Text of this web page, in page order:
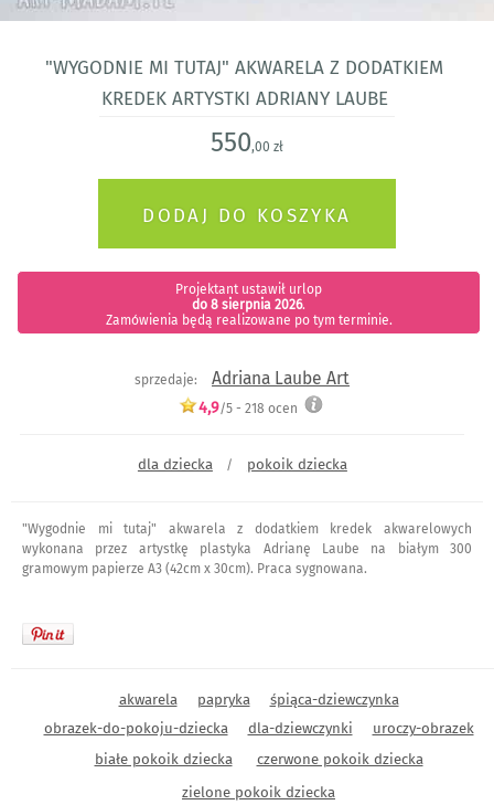
"WYGODNIE MI TUTAJ" akwarela z dodatkiem
kredek artystki Adriany Laube
550,00 zł
Projektant ustawił urlop
do 8 sierpnia 2026.
Zamówienia będą realizowane po tym terminie.
sprzedaje: Adriana Laube Art
4,9/5 - 218 ocen
dla dziecka / pokoik dziecka
"Wygodnie mi tutaj" akwarela z dodatkiem kredek akwarelowych
wykonana przez artystkę plastyka Adrianę Laube na białym 300
gramowym papierze A3 (42cm x 30cm). Praca sygnowana.
akwarela papryka
śpiąca-dziewczynka
obrazek-do-pokoju-dziecka
dla-dziewczynki
uroczy-obrazek
białe pokoik dziecka
czerwone pokoik dziecka
zielone pokoik dziecka